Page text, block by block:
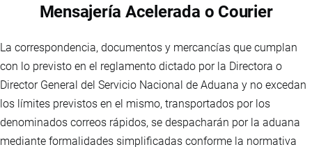
Mensajería Acelerada o Courier
La correspondencia, documentos y mercancías que cumplan
con lo previsto en el reglamento dictado por la Directora o
Director General del Servicio Nacional de Aduana y no excedan
los límites previstos en el mismo, transportados por los
denominados correos rápidos, se despacharán por la aduana
mediante formalidades simplificadas conforme la normativa